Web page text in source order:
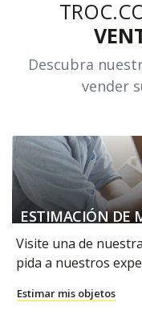
Descubra
vender
ESTIMACIÓN DE
Visite una de
pida a nuestros
Estimar mis objetos